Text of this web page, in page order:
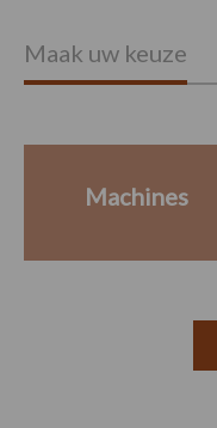
Maak uw keuze
Machines